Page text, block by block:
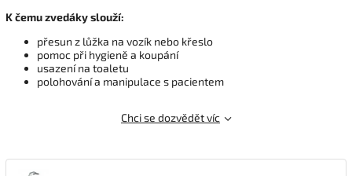
K čemu zvedáky slouží:
přesun z lůžka na vozík nebo křeslo
pomoc při hygieně a koupání
usazení na toaletu
polohování a manipulace s pacientem
Chci se dozvědět víc